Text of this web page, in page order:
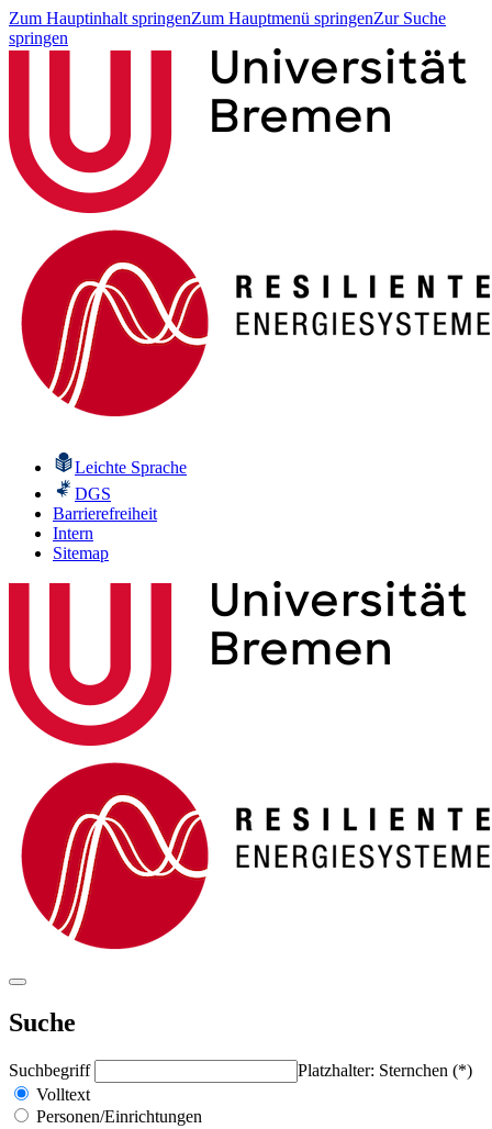
Zum Hauptinhalt springenZum Hauptmenü springenZur Suche
springen
Leichte Sprache
DGS
Barrierefreiheit
Intern
Sitemap
Suche
Suchbegriff
Platzhalter: Sternchen (*)
Volltext
Personen/Einrichtungen